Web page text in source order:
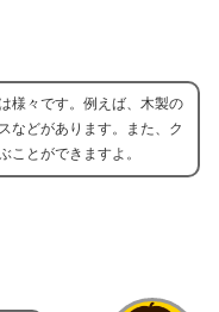
様々です。例えば、木製の
などがあります。また、ク
ことができますよ。